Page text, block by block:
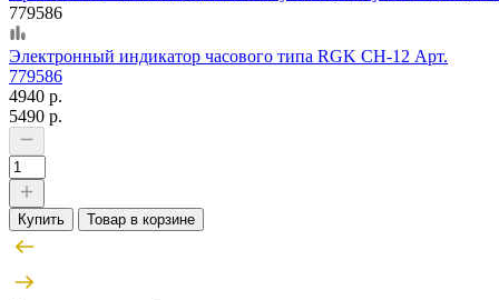
779586
Электронный индикатор часового типа RGK CH-12 Арт.
779586
4940 р.
5490 р.
Купить Товар в корзине